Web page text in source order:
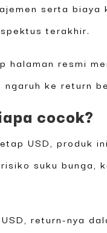
serta
terakhir.
halaman resmi
ke return
cocok?
USD, produk
suku
return-nya